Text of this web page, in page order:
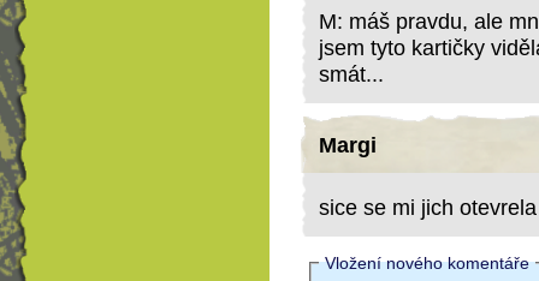
M: máš pravdu, ale
jsem tyto kartičky
smát...
Margi
sice se mi jich
Vložení nového komentáře